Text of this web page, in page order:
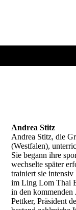
Andrea Stitz
Andrea Stitz, die
(Westfalen),
Sie begann ihre
wechselte später
trainiert sie
im Ling Lom Thai
in den kommenden
Pettker, Präsident